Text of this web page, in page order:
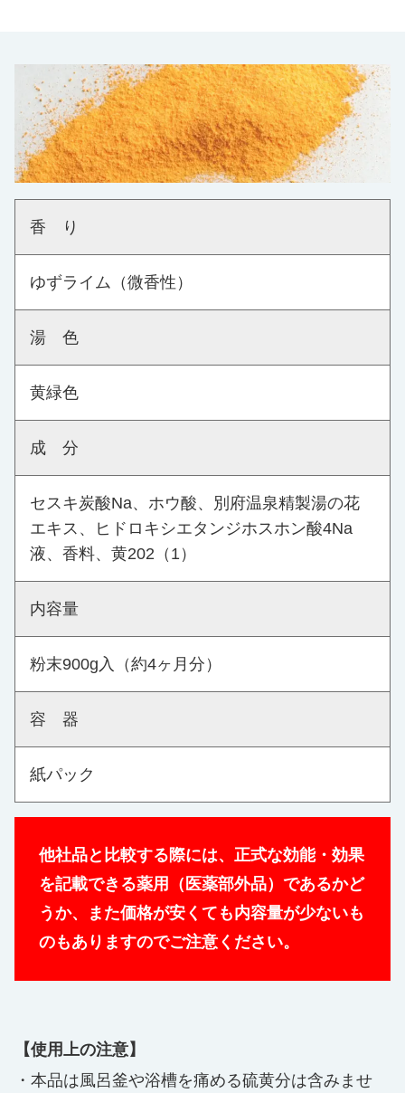
香 り
ゆずライム（微香性）
湯 色
黄緑色
成 分
セスキ炭酸Na、ホウ酸、別府温泉精製湯の花
エキス、ヒドロキシエタンジホスホン酸4Na
液、香料、黄202（1）
内容量
粉末900g入（約4ヶ月分）
容 器
紙パック
他社品と比較する際には、正式な効能・効果
を記載できる薬用（医薬部外品）であるかど
うか、また価格が安くても内容量が少ないも
のもありますのでご注意ください。
【使用上の注意】
本品は風呂釜や浴槽を痛める硫黄分は含みませ